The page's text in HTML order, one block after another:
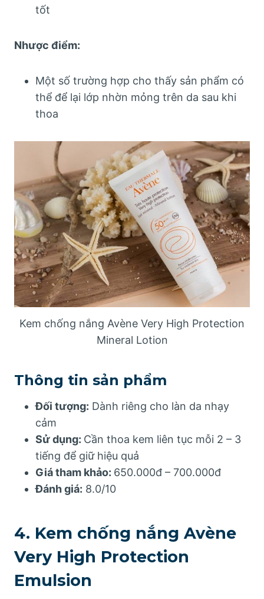
tốt
Nhược điểm:
Một số trường hợp cho thấy sản phẩm có
thể để lại lớp nhờn mỏng trên da sau khi
thoa
Kem chống nắng Avène Very High Protection
Mineral Lotion
Thông tin sản phẩm
Đối tượng: Dành riêng cho làn da nhạy
cảm
Sử dụng: Cần thoa kem liên tục mỗi 2 – 3
tiếng để giữ hiệu quả
Giá tham khảo: 650.000đ – 700.000đ
Đánh giá: 8.0/10
4. Kem chống nắng Avène
Very High Protection
Emulsion